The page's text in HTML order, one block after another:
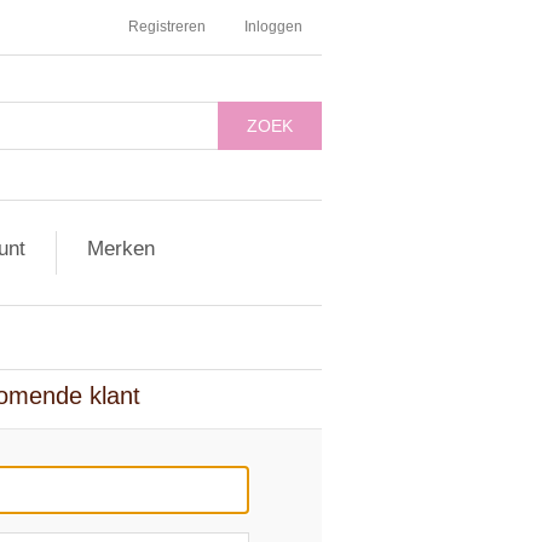
Registreren Inloggen
ZOEK
Merken
klant